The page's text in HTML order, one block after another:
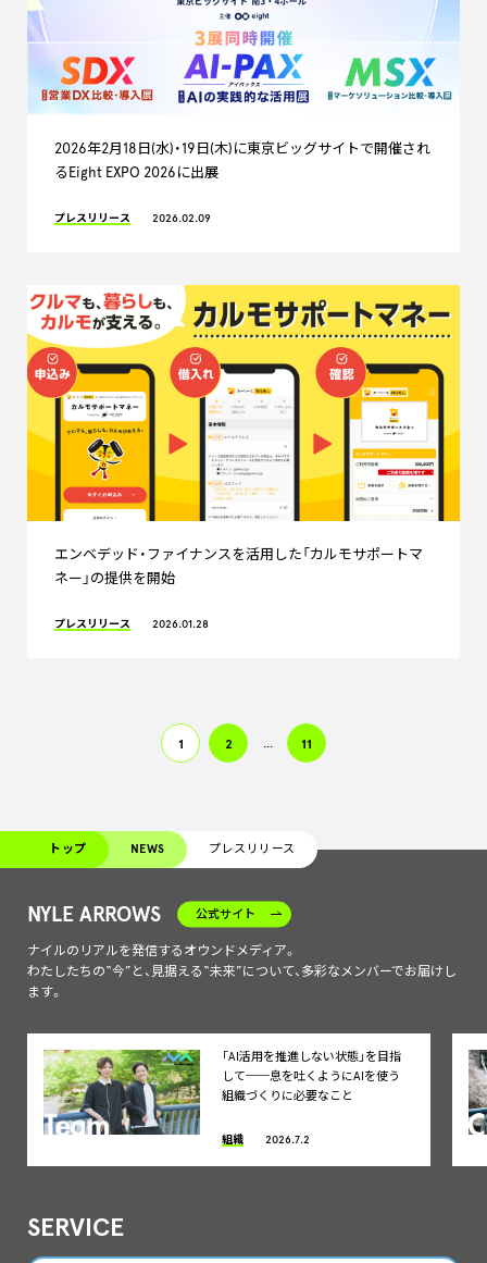
2026年2月18日(水)・19日(木)に東京ビッグサイトで開催され
るEight EXPO 2026に出展
プレスリリース 2026.02.09
エンベデッド・ファイナンスを活用した「カルモサポートマ
ネー」の提供を開始
プレスリリース 2026.01.28
1 2 11
トップ NEWS プレスリリース
NYLE ARROWS 公式サイト
ナイルのリアルを発信するオウンドメディア。
わたしたちの“今”と、見据える“未来”について、多彩なメンバーでお届けし
ます。
「AI活用を推進しない状態」を目指
して──息を吐くようにAIを使う
組織づくりに必要なこと
組織 2026.7.2
SERVICE